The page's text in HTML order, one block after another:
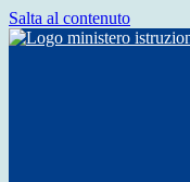
Salta al contenuto